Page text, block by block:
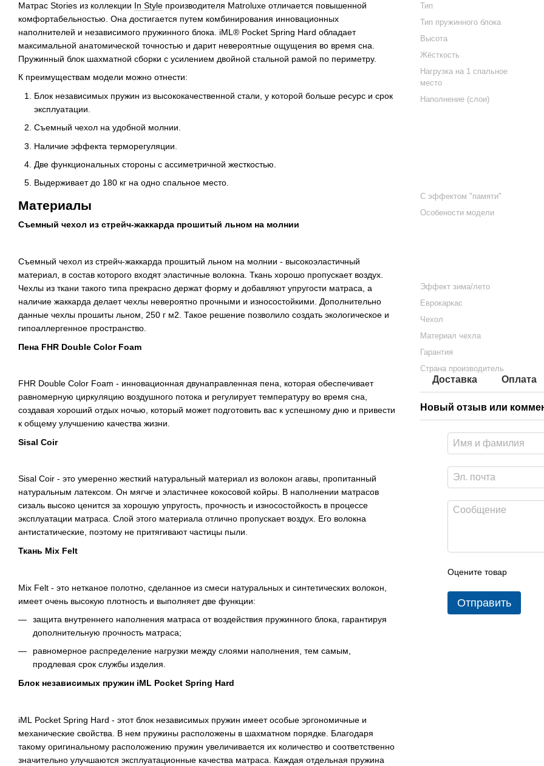
Матрас Stories из коллекции In Style производителя Matroluxe отличается повышенной
комфортабельностью. Она достигается путем комбинирования инновационных
наполнителей и независимого пружинного блока. iML® Pocket Spring Hard обладает
максимальной анатомической точностью и дарит невероятные ощущения во время сна.
Пружинный блок шахматной сборки с усилением двойной стальной рамой по периметру.
К преимуществам модели можно отнести:
Блок независимых пружин из высококачественной стали, у которой больше ресурс и срок
эксплуатации.
Съемный чехол на удобной молнии.
Наличие эффекта терморегуляции.
Две функциональных стороны с ассиметричной жесткостью.
Выдерживает до 180 кг на одно спальное место.
Материалы
Съемный чехол из стрейч-жаккарда прошитый льном на молнии
Съемный чехол из стрейч-жаккарда прошитый льном на молнии - высокоэластичный
материал, в состав которого входят эластичные волокна. Ткань хорошо пропускает воздух.
Чехлы из ткани такого типа прекрасно держат форму и добавляют упругости матраса, а
наличие жаккарда делает чехлы невероятно прочными и износостойкими. Дополнительно
данные чехлы прошиты льном, 250 г м2. Такое решение позволило создать экологическое и
гипоаллергенное пространство.
Пена FHR Double Color Foam
FHR Double Color Foam - инновационная двунаправленная пена, которая обеспечивает
равномерную циркуляцию воздушного потока и регулирует температуру во время сна,
создавая хороший отдых ночью, который может подготовить вас к успешному дню и привести
к общему улучшению качества жизни.
Sisal Coir
Sisal Coir - это умеренно жесткий натуральный материал из волокон агавы, пропитанный
натуральным латексом. Он мягче и эластичнее кокосовой койры. В наполнении матрасов
сизаль высоко ценится за хорошую упругость, прочность и износостойкость в процессе
эксплуатации матраса. Слой этого материала отлично пропускает воздух. Его волокна
антистатические, поэтому не притягивают частицы пыли.
Ткань Mix Felt
Mix Felt - это нетканое полотно, сделанное из смеси натуральных и синтетических волокон,
имеет очень высокую плотность и выполняет две функции:
защита внутреннего наполнения матраса от воздействия пружинного блока, гарантируя
дополнительную прочность матраса;
равномерное распределение нагрузки между слоями наполнения, тем самым,
продлевая срок службы изделия.
Блок независимых пружин iML Pocket Spring Hard
iML Pocket Spring Hard - этот блок независимых пружин имеет особые эргономичные и
механические свойства. В нем пружины расположены в шахматном порядке. Благодаря
такому оригинальному расположению пружин увеличивается их количество и соответственно
значительно улучшаются эксплуатационные качества матраса. Каждая отдельная пружина
Тип
Тип пружинного блока
Высота
Жёсткость
Нагрузка на 1 спальное
место
Наполнение (слои)
С эффектом "памяти"
Особености модели
Эффект зима/лето
Еврокаркас
Чехол
Материал чехла
Гарантия
Страна производитель
Доставка Оплата
Новый отзыв или
Оцените товар
Отправить